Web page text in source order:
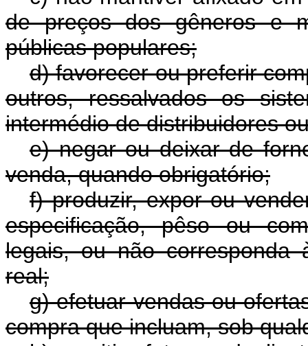
de preços dos gêneros e
públicas populares;
d) favorecer ou preferir
outros, ressalvados os
intermédio de distribuidores
e) negar ou deixar de
venda, quando obrigatório;
f) produzir, expor ou
especificação, pêso ou
legais, ou não corresponda
real;
g) efetuar vendas ou
compra que incluam, sob